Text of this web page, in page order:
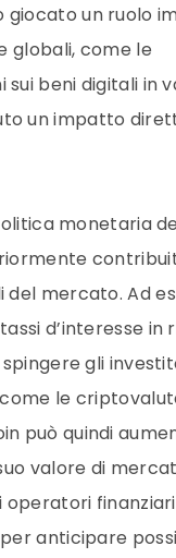
giocato un ruolo
globali, come le
beni digitali in
un impatto
monetaria
mercato. Ad
d’interesse in
spingere gli
le
può quindi
valore di
operatori
anticipare